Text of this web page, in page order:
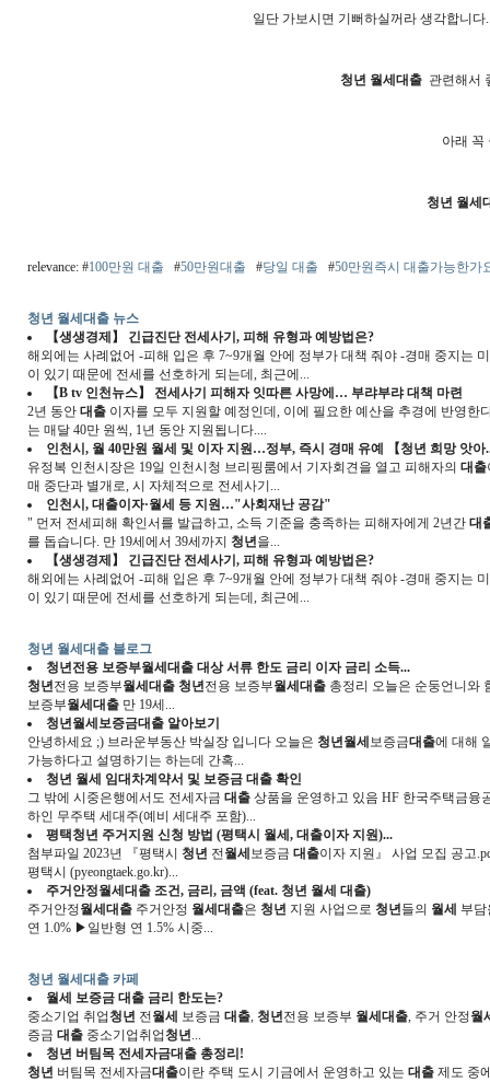
일단 가보시면 기뻐하실꺼라 생각합니
청년 월세대출관련해서
아래 꼭
청년 월세
relevance: #100만원 대출 #50만원대출 #당일 대출 #50만원즉시 대출가능한가
청년 월세대출 뉴스
【생생경제】 긴급진단 전세사기, 피해 유형과 예방법은?
해외에는 사례없어 -피해 입은 후 7~9개월 안에 정부가 대책 줘야 -경매 중지는
이 있기 때문에 전세를 선호하게 되는데, 최근에...
【B tv 인천뉴스】 전세사기 피해자 잇따른 사망에… 부랴부랴 대책 마련
2년 동안 대출 이자를 모두 지원할 예정인데, 이에 필요한 예산을 추경에 반영한
는 매달 40만 원씩, 1년 동안 지원됩니다....
인천시, 월 40만원 월세 및 이자 지원…정부, 즉시 경매 유예 【청년 희망 앗아
유정복 인천시장은 19일 인천시청 브리핑룸에서 기자회견을 열고 피해자의 대출
매 중단과 별개로, 시 자체적으로 전세사기...
인천시, 대출이자·월세
등 지원…"사회재난 공감"
" 먼저 전세피해 확인서를 발급하고, 소득 기준을 충족하는 피해자에게 2년간 대
를 돕습니다. 만 19세에서 39세까지 청년을...
【생생경제】 긴급진단 전세사기, 피해 유형과 예방법은?
해외에는 사례없어 -피해 입은 후 7~9개월 안에 정부가 대책 줘야 -경매 중지는
이 있기 때문에 전세를 선호하게 되는데, 최근에...
청년 월세대출 블로그
청년전용 보증부월세대출 대상 서류 한도 금리 이자 금리 소득...
청년전용 보증부월세대출 청년전용 보증부월세대출 총정리 오늘은 순둥언니와
보증부월세대출 만 19세...
청년월세 보증금대출 알아보기
안녕하세요 ;) 브라운부동산 박실장 입니다 오늘은 청년월세 보증금대출에 대해
가능하다고 설명하기는 하는데 간혹...
청년 월세
임대차계약서 및 보증금 대출 확인
그 밖에 시중은행에서도 전세자금 대출 상품을 운영하고 있음 HF 한국주택금융
하인 무주택 세대주(예비 세대주 포함)...
평택 청년 주거지원 신청 방법 (평택시 월세 , 대출이자 지원)...
첨부파일 2023년 『평택시 청년 전 월세 보증금 대출이자 지원』 사업 모집 공고
평택시 (pyeongtaek.go.kr)...
주거안정월세대출 조건, 금리, 금액 (feat. 청년 월세 대출)
주거안정월세대출 주거안정 월세대출은 청년 지원 사업으로 청년들의 월세
부
연 1.0% ▶일반형 연 1.5% 시중...
청년 월세대출 카페
월세
보증금 대출 금리 한도는?
중소기업 취업 청년 전 월세 보증금 대출, 청년전용 보증부 월세대출, 주거 안정월
증금 대출 중소기업취업 청년...
청년 버팀목 전세자금대출 총정리!
청년 버팀목 전세자금대출이란 주택 도시 기금에서 운영하고 있는 대출 제도 중